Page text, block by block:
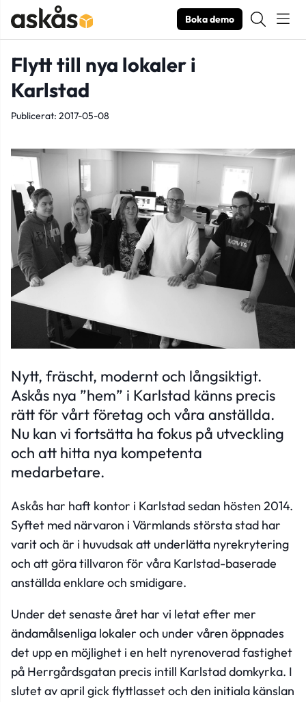
Boka demo
Flytt till nya lokaler i
Karlstad
Publicerat: 2017-05-08
Nytt, fräscht, modernt och långsiktigt.
Askås nya ”hem” i Karlstad känns precis
rätt för vårt företag och våra anställda.
Nu kan vi fortsätta ha fokus på utveckling
och att hitta nya kompetenta
medarbetare.
Askås har haft kontor i Karlstad sedan hösten 2014.
Syftet med närvaron i Värmlands största stad har
varit och är i huvudsak att underlätta nyrekrytering
och att göra tillvaron för våra Karlstad-baserade
anställda enklare och smidigare.
Under det senaste året har vi letat efter mer
ändamålsenliga lokaler och under våren öppnades
det upp en möjlighet i en helt nyrenoverad fastighet
på Herrgårdsgatan precis intill Karlstad domkyrka. I
slutet av april gick flyttlasset och den initiala känslan